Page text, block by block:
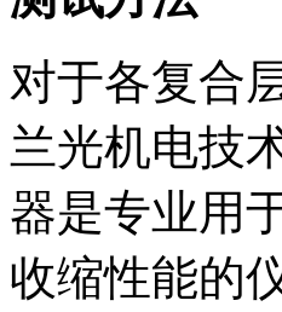
对于各复合
兰光机电技
器是专业用
收缩性能的